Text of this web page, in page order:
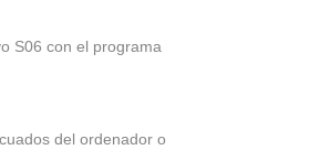
S06 con el programa
del ordenador o